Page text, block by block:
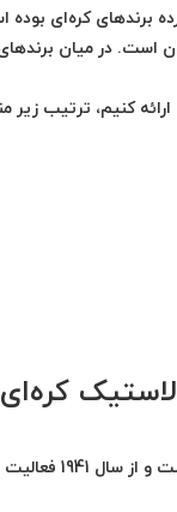
برندهای کره‌ای
است. در میان
کنیم، ترتیب
هانکوک یکی